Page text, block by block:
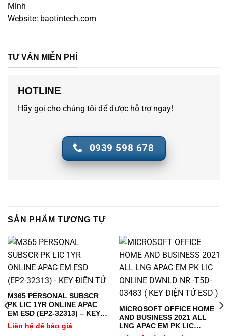
Minh
Website: baotintech.com
TƯ VẤN MIỄN PHÍ
HOTLINE
Hãy gọi cho chúng tôi để được hỗ trợ ngay!
0939 598 678
SẢN PHẨM TƯƠNG TỰ
M365 PERSONAL SUBSCR
PK LIC 1YR ONLINE APAC
EM ESD (EP2-32313) – KEY
ĐIỆN TỬ
Liên hệ để báo giá
MICROSOFT OFFICE HOME
AND BUSINESS 2021 ALL
LNG APAC EM PK LIC